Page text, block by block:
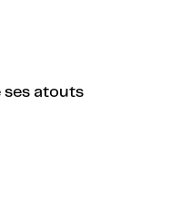
ses atouts